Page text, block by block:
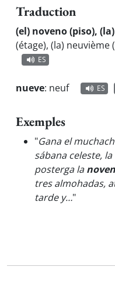
Traduction
(el) noveno (piso),
(étage), (la) neuvième
ES
nueve: neuf ES
Exemples
"Gana el
sábana celeste,
posterga la
tres almohadas,
tarde y…"